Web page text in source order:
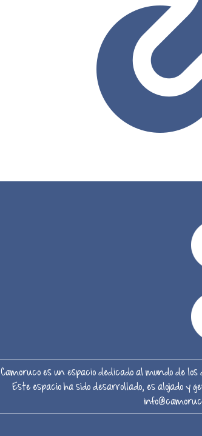
Camoruco es un espacio dedicado al mundo de
Este espacio ha sido desarrollado, es alojado y